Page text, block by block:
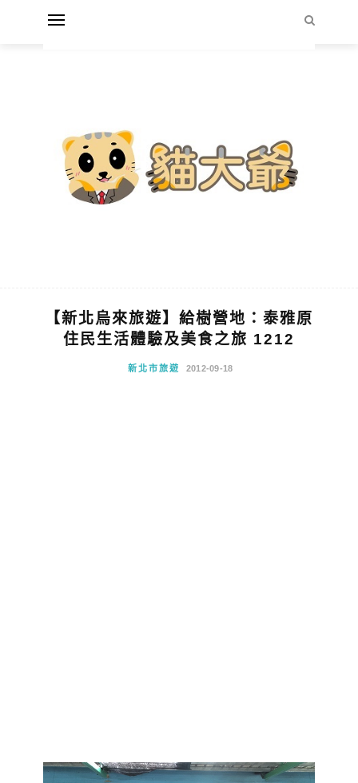
【新北烏來旅遊】給樹營地：泰雅原
住民生活體驗及美食之旅 1212
新北市旅遊 2012-09-18